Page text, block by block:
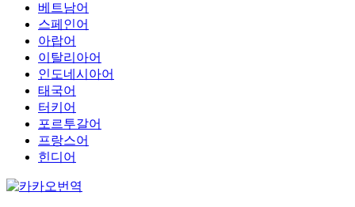
베트남어
스페인어
아랍어
이탈리아어
인도네시아어
태국어
터키어
포르투갈어
프랑스어
힌디어